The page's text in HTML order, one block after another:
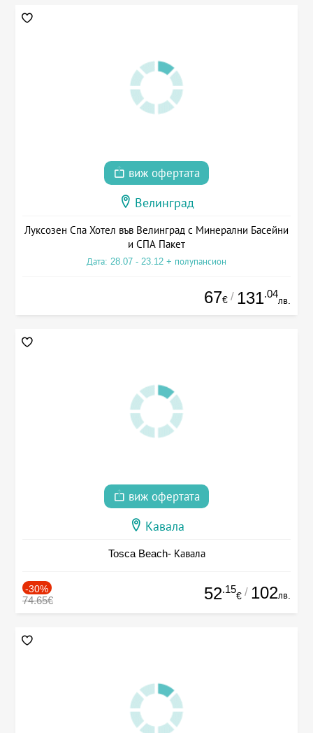
виж офертата
Велинград
Луксозен Спа Хотел във Велинград с Минерални Басейни
и СПА Пакет
Дата: 28.07 - 23.12 + полупансион
67€ / 131.04
лв.
виж офертата
Кавала
Tosca Beach- Кавала
-30%
74.65€ 52.15
€ / 102лв.